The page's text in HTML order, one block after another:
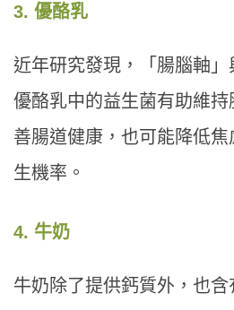
3. 優酪乳
近年研究發現，「腸腦軸」
優酪乳中的益生菌有助維
善腸道健康，也可能降低
生機率。
4. 牛奶
牛奶除了提供鈣質外，也